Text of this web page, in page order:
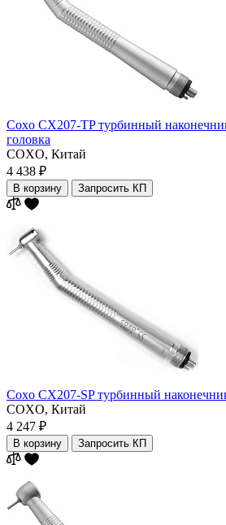
Coxo CX207-TP турбинный
головка
COXO, Китай
4 438 ₽
В корзину Запросить КП
Coxo CX207-SP турбинный
COXO, Китай
4 247 ₽
В корзину Запросить КП